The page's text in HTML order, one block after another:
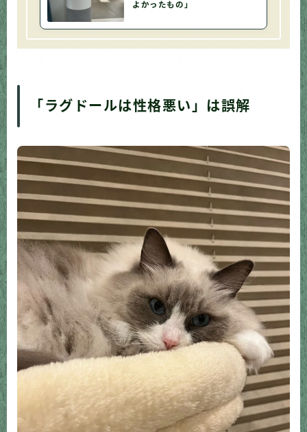
よかったもの」
「ラグドールは性格悪い」は誤解